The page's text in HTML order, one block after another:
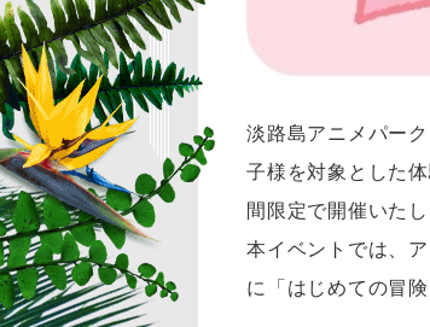
淡路島アニメパー
子様を対象とした
間限定で開催いたし
本イベントでは、
に「はじめての冒